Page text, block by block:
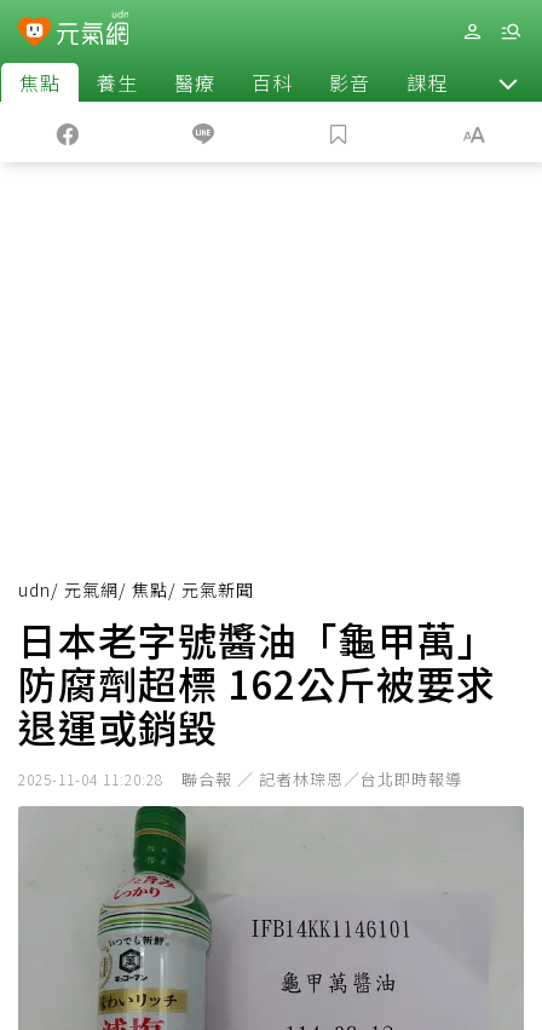
焦點 養生 醫療 百科 影音 課程 退休
udn/ 元氣網/ 焦點/ 元氣新聞
日本老字號醬油「龜甲萬」
防腐劑超標 162公斤被要求
退運或銷毀
2025-11-04 11:20:28 聯合報 ／ 記者林琮恩／台北即時報導